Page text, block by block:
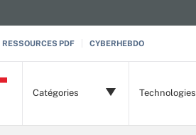
RESSOURCES PDF CYBERHEBDO
Catégories Technologies